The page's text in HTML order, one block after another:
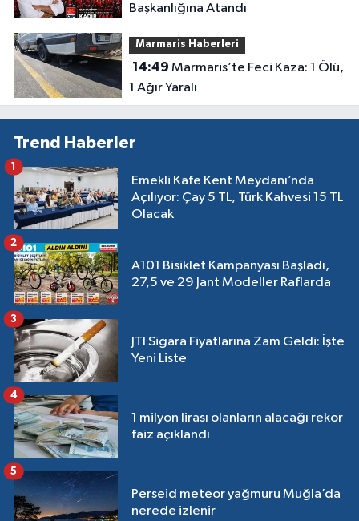
Başkanlığına Atandı
Marmaris Haberleri
14:49
1 Ağır Yaralı
Trend Haberler
Emekli Kafe Kent Meydanı’nda
Açılıyor: Çay 5 TL, Türk Kahvesi 15 TL
Olacak
1
A101 Bisiklet Kampanyası Başladı,
27,5 ve 29 Jant Modeller Raflarda
2
JTI Sigara Fiyatlarına Zam Geldi: İşte
Yeni Liste
3
1 milyon lirası olanların alacağı rekor
faiz açıklandı
4
Perseid meteor yağmuru Muğla’da
nerede izlenir
5